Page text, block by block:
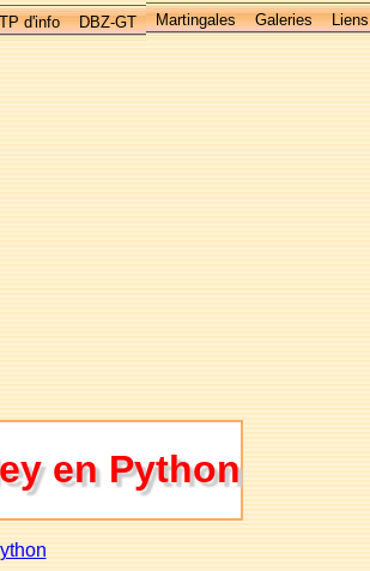
d'info DBZ-GT Martingales Galeries Liens
en Python